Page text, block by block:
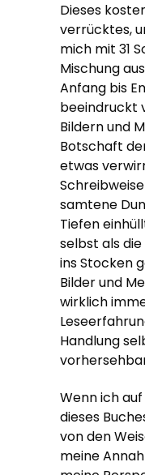
Dieses
verrücktes,
mich mit 31
Mischung
Anfang bis
beeindruckt
Bildern und
Botschaft
etwas
samtene
Tiefen
selbst als
ins Stocken
Bilder und
wirklich
Handlung
Wenn ich
dieses
von den
meine